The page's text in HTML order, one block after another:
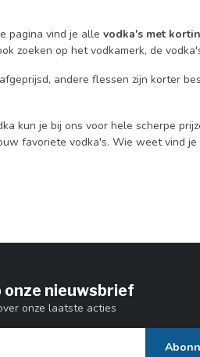
pagina vind je alle vodka's met
zoeken op het vodkamerk, de
andere flessen zijn korter
je bij ons voor hele scherpe
favoriete vodka's. Wie weet vind
onze nieuwsbrief
onze laatste acties